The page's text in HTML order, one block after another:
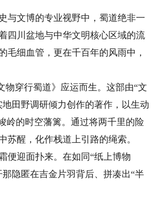
文博的专业视野中，蜀道绝非一
四川盆地与中华文明核心区域的流
毛细血管，更在千百年的风雨中，
穿行蜀道》应运而生。这部由“文
田野调研倾力创作的著作，以生动
岭的时空藩篱。通过将两千里的险
醒，化作栈道上引路的绳索。
迎面扑来。在如同“纸上博物
隐匿在吉金片羽背后、拼凑出“半